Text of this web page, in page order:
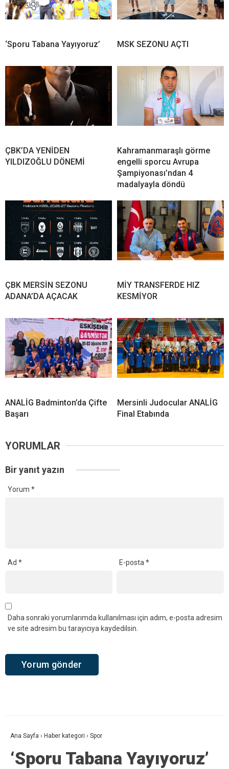
‘Sporu Tabana Yayıyoruz’ MSK SEZONU AÇTI
ÇBK’DA YENİDEN
YILDIZOĞLU DÖNEMİ
Kahramanmaraşlı görme
engelli sporcu Avrupa
Şampiyonası’ndan 4
madalyayla döndü
ÇBK MERSİN SEZONU
ADANA’DA AÇACAK
MİY TRANSFERDE HIZ
KESMİYOR
ANALİG Badminton’da Çifte
Başarı
Mersinli Judocular ANALİG
Final Etabında
YORUMLAR
Bir yanıt yazın
Yorum *
Ad * E-posta*
Daha sonraki yorumlarımda kullanılması için adım, e-posta adresim
ve site adresim bu tarayıcıya kaydedilsin.
Ana Sayfa › Haber kategori › Spor
‘Sporu Tabana Yayıyoruz’